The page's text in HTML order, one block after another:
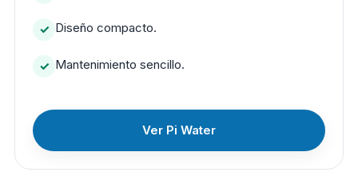
Diseño compacto.
Mantenimiento sencillo.
Ver Pi Water